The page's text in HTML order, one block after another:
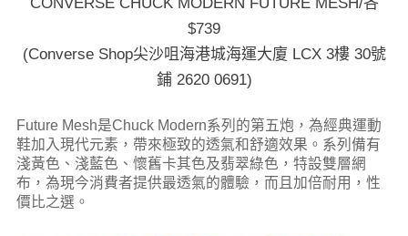
$739
(Converse Shop尖沙咀海港城海運大廈 LCX 3樓 30號
鋪 2620 0691)
Future Mesh是Chuck Modern系列的第五炮，為經典運動
鞋加入現代元素，帶來極致的透氣和舒適效果。系列備有
淺黃色、淺藍色、懷舊卡其色及翡翠綠色，特設雙層網
布，為現今消費者提供最透氣的體驗，而且加倍耐用，性
價比之選。